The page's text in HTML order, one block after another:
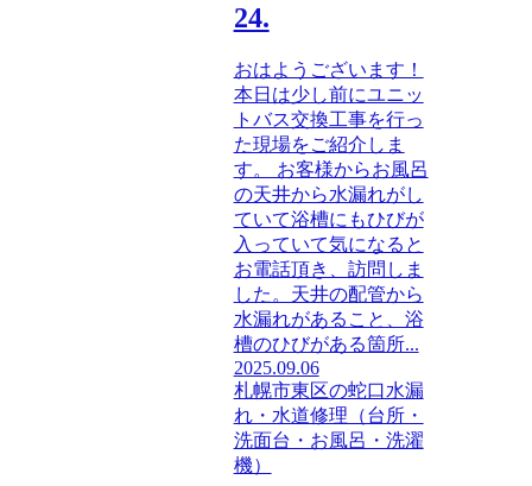
24.
おはようございます！
本日は少し前にユニッ
トバス交換工事を行っ
た現場をご紹介しま
す。 お客様からお風呂
の天井から水漏れがし
ていて浴槽にもひびが
入っていて気になると
お電話頂き、訪問しま
した。天井の配管から
水漏れがあること、浴
槽のひびがある箇所...
2025.09.06
札幌市東区の蛇口水漏
れ・水道修理（台所・
洗面台・お風呂・洗濯
機）